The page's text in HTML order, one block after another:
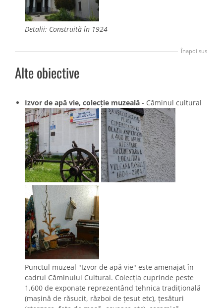
Detalii: Construită în 1924
Înapoi sus
Alte obiective
Izvor de apă vie, colecție muzeală - Căminul cultural
Punctul muzeal "Izvor de apă vie" este amenajat în
cadrul Căminului Cultural. Colecția cuprinde peste
1.600 de exponate reprezentând tehnica tradițională
(mașină de răsucit, război de ţesut etc), ţesături